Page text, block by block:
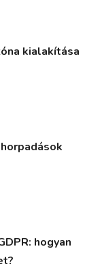
kialakítása
hogyan